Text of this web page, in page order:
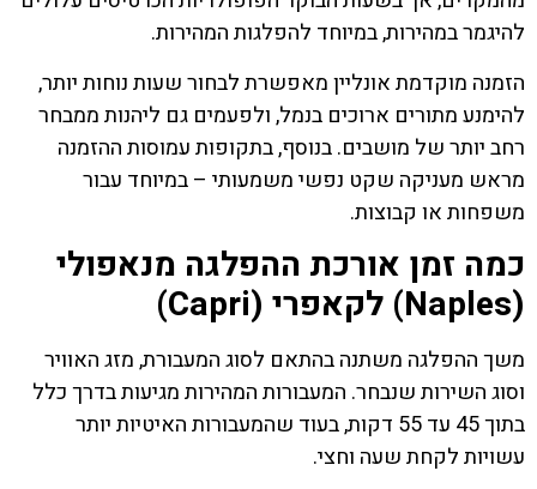
להיגמר במהירות, במיוחד להפלגות המהירות.
הזמנה מוקדמת אונליין מאפשרת לבחור שעות נוחות יותר,
להימנע מתורים ארוכים בנמל, ולפעמים גם ליהנות ממבחר
רחב יותר של מושבים. בנוסף, בתקופות עמוסות ההזמנה
מראש מעניקה שקט נפשי משמעותי – במיוחד עבור
משפחות או קבוצות.
כמה זמן אורכת ההפלגה מנאפולי
(Naples) לקאפרי (Capri)
משך ההפלגה משתנה בהתאם לסוג המעבורת, מזג האוויר
וסוג השירות שנבחר. המעבורות המהירות מגיעות בדרך כלל
בתוך 45 עד 55 דקות, בעוד שהמעבורות האיטיות יותר
עשויות לקחת שעה וחצי.